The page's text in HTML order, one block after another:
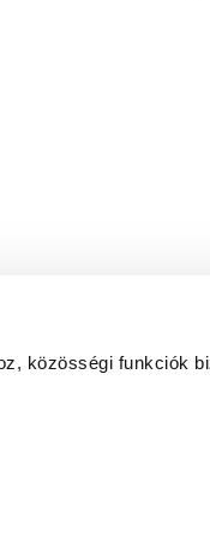
közösségi funkciók
címre hírlevelet